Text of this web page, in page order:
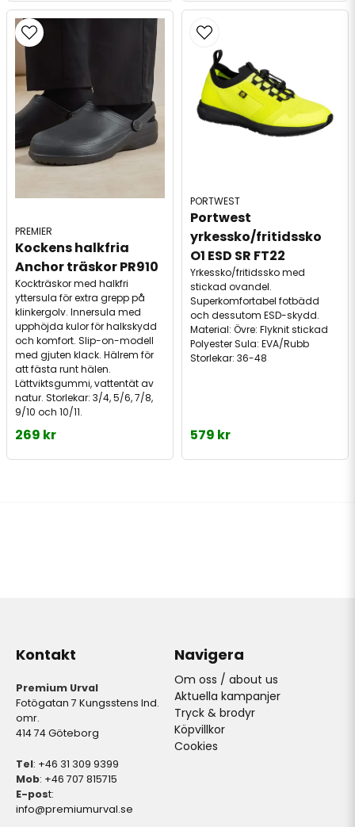
PREMIER
Kockens halkfria
Anchor träskor PR910
Kockträskor med halkfri
yttersula för extra grepp på
klinkergolv. Innersula med
upphöjda kulor för halkskydd
och komfort. Slip-on-modell
med gjuten klack. Hälrem för
att fästa runt hälen.
Lättviktsgummi, vattentät av
natur. Storlekar: 3/4, 5/6, 7/8,
9/10 och 10/11.
269 kr
PORTWEST
Portwest
yrkessko/fritidssko
O1 ESD SR FT22
Yrkessko/fritidssko med
stickad ovandel.
Superkomfortabel fotbädd
och dessutom ESD-skydd.
Material: Övre: Flyknit stickad
Polyester Sula: EVA/Rubb
Storlekar: 36-48
579 kr
Kontakt
Premium Urval
Fotögatan 7 Kungsstens Ind.
omr.
414 74 Göteborg
Tel: +46 31 309 9399
Mob: +46 707 815715
E-post:
info@premiumurval.se
Navigera
Om oss / about us
Aktuella kampanjer
Tryck & brodyr
Köpvillkor
Cookies